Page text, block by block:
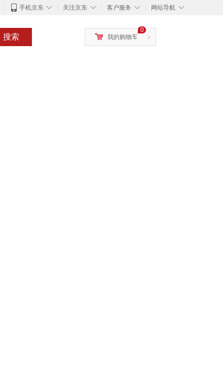
◇
手机京东 ◇
关注京东 ◇
客户服务 ◇
网站导航
搜索 >
0
我的购物车